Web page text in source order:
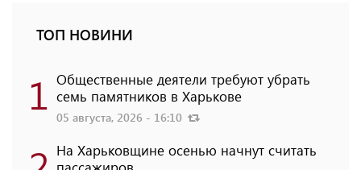
ТОП НОВИНИ
1 Общественные деятели требуют убрать
семь памятников в Харькове
05 августа, 2026 - 16:10
На Харьковщине осенью начнут считать